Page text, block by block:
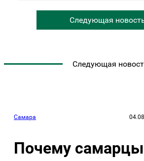
Следующая
Следующая
Самара
Почему